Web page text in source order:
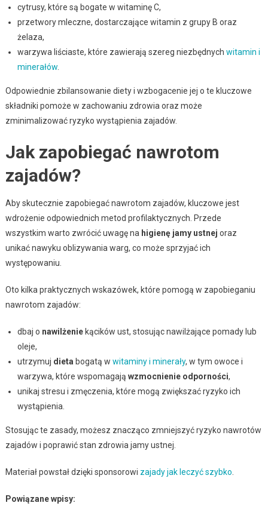
cytrusy, które są bogate w witaminę C,
przetwory mleczne, dostarczające witamin z grupy B oraz
żelaza,
warzywa liściaste, które zawierają szereg niezbędnych witamin i
minerałów.
Odpowiednie zbilansowanie diety i wzbogacenie jej o te kluczowe
składniki pomoże w zachowaniu zdrowia oraz może
zminimalizować ryzyko wystąpienia zajadów.
Jak zapobiegać nawrotom
zajadów?
Aby skutecznie zapobiegać nawrotom zajadów, kluczowe jest
wdrożenie odpowiednich metod profilaktycznych. Przede
wszystkim warto zwrócić uwagę na higienę jamy ustnej oraz
unikać nawyku oblizywania warg, co może sprzyjać ich
występowaniu.
Oto kilka praktycznych wskazówek, które pomogą w zapobieganiu
nawrotom zajadów:
dbaj o nawilżeniekącików ust, stosując nawilżające pomady lub
oleje,
utrzymuj dieta bogatą w witaminy i minerały, w tym owoce i
warzywa, które wspomagają wzmocnienie odporności,
unikaj stresu i zmęczenia, które mogą zwiększać ryzyko ich
wystąpienia.
Stosując te zasady, możesz znacząco zmniejszyć ryzyko nawrotów
zajadów i poprawić stan zdrowia jamy ustnej.
Materiał powstał dzięki sponsorowi zajady jak leczyć szybko
Powiązane wpisy: